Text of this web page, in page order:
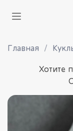
Главная
Хотите